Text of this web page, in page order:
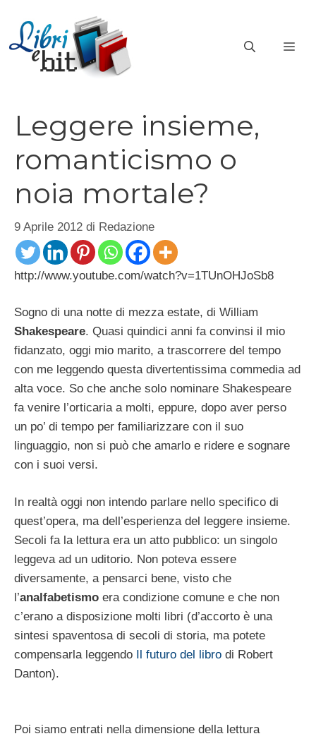
contenuto
Leggere insieme,
romanticismo o
noia mortale?
9 Aprile 2012 di Redazione
http://www.youtube.com/watch?v=1TUnOHJoSb8
Sogno di una notte di mezza estate, di William
Shakespeare. Quasi quindici anni fa convinsi il mio
fidanzato, oggi mio marito, a trascorrere del tempo
con me leggendo questa divertentissima commedia ad
alta voce. So che anche solo nominare Shakespeare
fa venire l’orticaria a molti, eppure, dopo aver perso
un po’ di tempo per familiarizzare con il suo
linguaggio, non si può che amarlo e ridere e sognare
con i suoi versi.
In realtà oggi non intendo parlare nello specifico di
quest’opera, ma dell’esperienza del leggere insieme.
Secoli fa la lettura era un atto pubblico: un singolo
leggeva ad un uditorio. Non poteva essere
diversamente, a pensarci bene, visto che
l’analfabetismo era condizione comune e che non
c’erano a disposizione molti libri (d’accorto è una
sintesi spaventosa di secoli di storia, ma potete
compensarla leggendo Il futuro del libro di Robert
Danton).
Poi siamo entrati nella dimensione della lettura